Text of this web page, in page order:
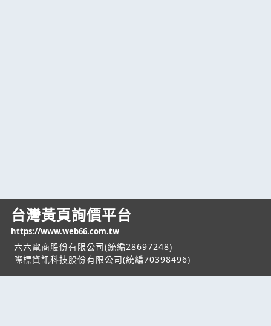
台灣黃頁詢價平台
https://www.web66.com.tw
六六電商股份有限公司(統編28697248)
際標資訊科技股份有限公司(統編70398496)